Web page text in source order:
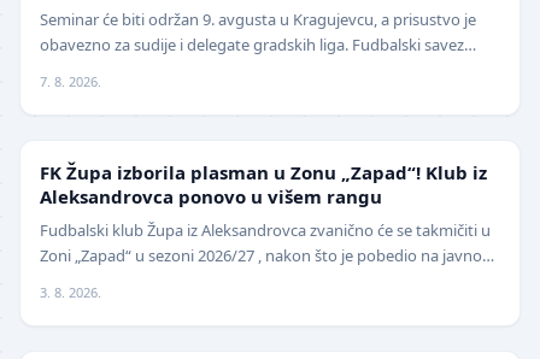
Seminar će biti održan 9. avgusta u Kragujevcu, a prisustvo je
obavezno za sudije i delegate gradskih liga. Fudbalski savez
7. 8. 2026.
NIŽE LIGE
FK Župa izborila plasman u Zonu „Zapad“! Klub iz
Aleksandrovca ponovo u višem rangu
Fudbalski klub Župa iz Aleksandrovca zvanično će se takmičiti u
Zoni „Zapad“ u sezoni 2026/27 , nakon što je pobedio na javnom
3. 8. 2026.